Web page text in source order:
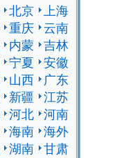
北京
上海
重庆 云南
内蒙 吉林
宁夏 安徽
山西
广东
新疆 江苏
河北 河南
海南 海外
湖南 甘肃